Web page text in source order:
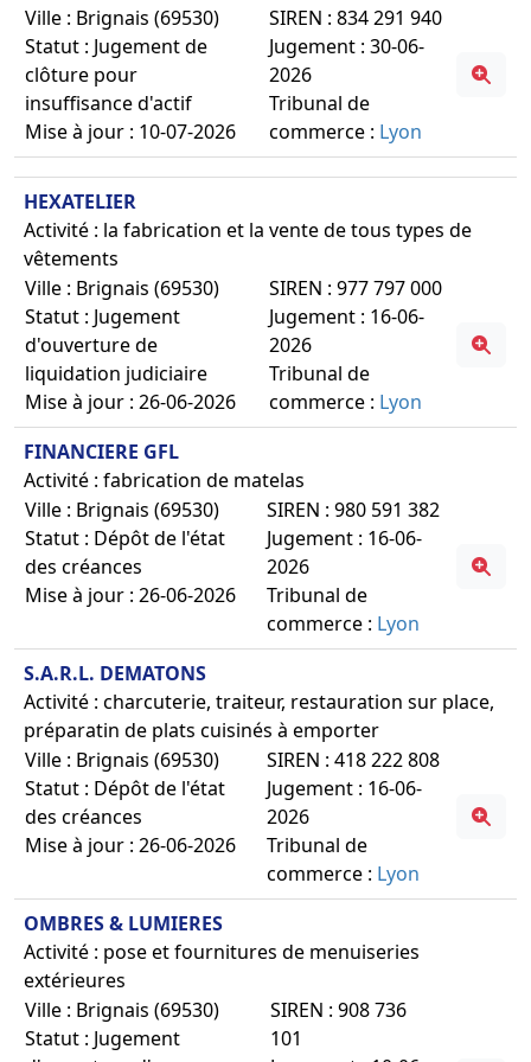
Ville : Brignais (69530)
Statut : Jugement de
clôture pour
insuffisance d'actif
Mise à jour : 10-07-2026
SIREN : 834 291 940
Jugement : 30-06-
2026
Tribunal de
commerce : Lyon
HEXATELIER
Activité : la fabrication et la vente de tous types de
vêtements
Ville : Brignais (69530)
Statut : Jugement
d'ouverture de
liquidation judiciaire
Mise à jour : 26-06-2026
SIREN : 977 797 000
Jugement : 16-06-
2026
Tribunal de
commerce : Lyon
FINANCIERE GFL
Activité : fabrication de matelas
Ville : Brignais (69530)
Statut : Dépôt de l'état
des créances
Mise à jour : 26-06-2026
SIREN : 980 591 382
Jugement : 16-06-
2026
Tribunal de
commerce : Lyon
S.A.R.L. DEMATONS
Activité : charcuterie, traiteur, restauration sur place,
préparatin de plats cuisinés à emporter
Ville : Brignais (69530)
Statut : Dépôt de l'état
des créances
Mise à jour : 26-06-2026
SIREN : 418 222 808
Jugement : 16-06-
2026
Tribunal de
commerce : Lyon
OMBRES & LUMIERES
Activité : pose et fournitures de menuiseries
extérieures
Ville : Brignais (69530)
Statut : Jugement
SIREN : 908 736
101